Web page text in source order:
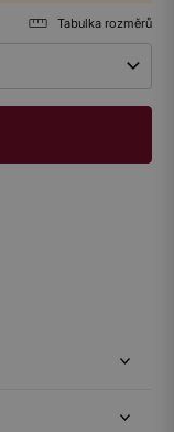
Tabulka rozměrů